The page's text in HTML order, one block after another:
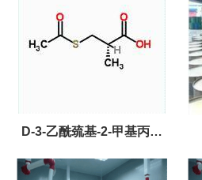
D-3-乙酰巯基-2-甲基丙酸
76497-39-7